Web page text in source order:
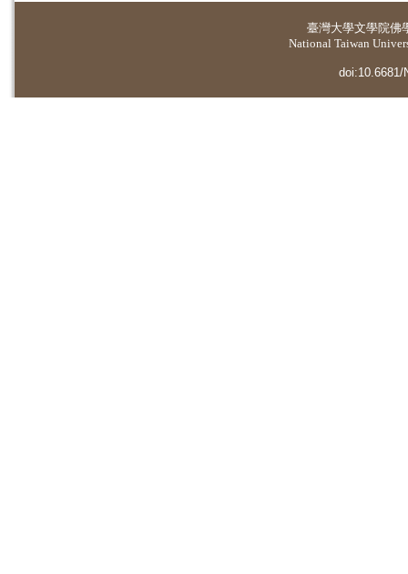
臺灣大學文學院佛
National Taiwan
doi:10.6681/